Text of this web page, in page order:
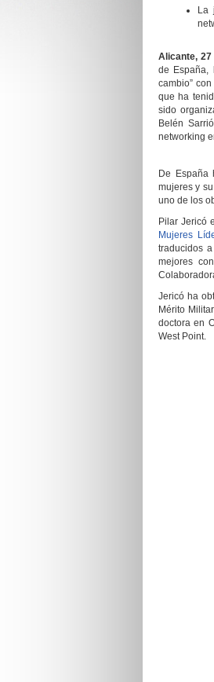
La
Alicante, 27
de
cambio”
que ha
sido
Belén
networking
De España
mujeres y
uno de los
Pilar Jericó
Mujeres
traducidos
mejores
Jericó ha
Mérito
doctora en
West Point.